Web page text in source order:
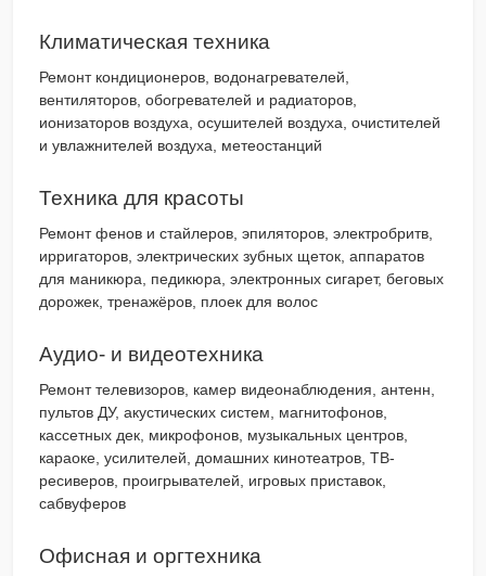
Климатическая техника
Ремонт кондиционеров, водонагревателей,
вентиляторов, обогревателей и радиаторов,
ионизаторов воздуха, осушителей воздуха, очистителей
и увлажнителей воздуха, метеостанций
Техника для красоты
Ремонт фенов и стайлеров, эпиляторов, электробритв,
ирригаторов, электрических зубных щеток, аппаратов
для маникюра, педикюра, электронных сигарет, беговых
дорожек, тренажёров, плоек для волос
Аудио- и видеотехника
Ремонт телевизоров, камер видеонаблюдения, антенн,
пультов ДУ, акустических систем, магнитофонов,
кассетных дек, микрофонов, музыкальных центров,
караоке, усилителей, домашних кинотеатров, ТВ-
ресиверов, проигрывателей, игровых приставок,
сабвуферов
Офисная и оргтехника